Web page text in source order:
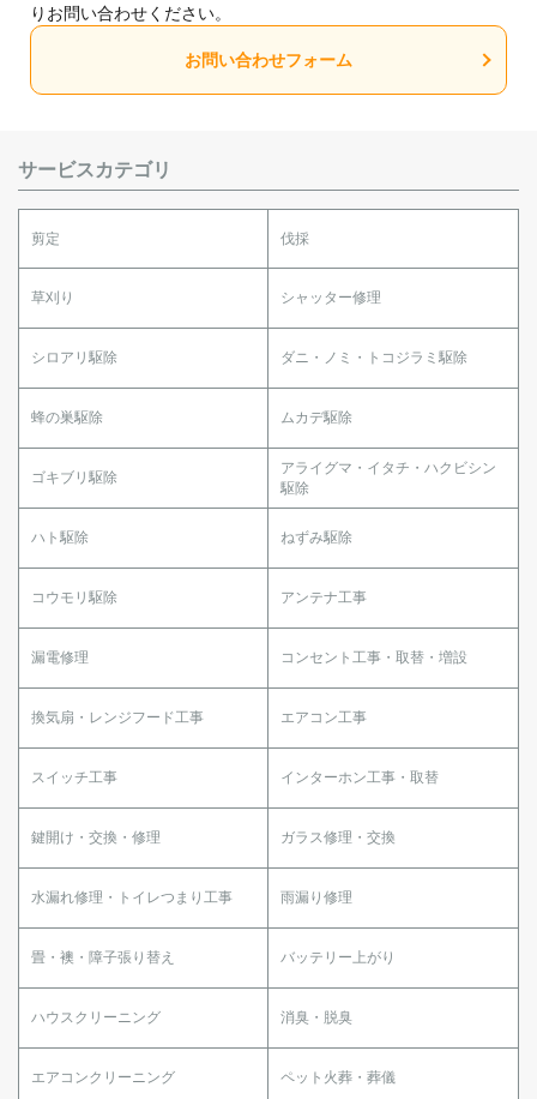
りお問い合わせください。
お問い合わせフォーム
サービスカテゴリ
剪定 伐採
草刈り シャッター修理
シロアリ駆除 ダニ・ノミ・トコジラミ駆除
蜂の巣駆除 ムカデ駆除
ゴキブリ駆除
アライグマ・イタチ・ハクビシン
駆除
ハト駆除 ねずみ駆除
コウモリ駆除 アンテナ工事
漏電修理 コンセント工事・取替・増設
換気扇・レンジフード工事 エアコン工事
スイッチ工事 インターホン工事・取替
鍵開け・交換・修理 ガラス修理・交換
水漏れ修理・トイレつまり工事 雨漏り修理
畳・襖・障子張り替え バッテリー上がり
ハウスクリーニング 消臭・脱臭
エアコンクリーニング ペット火葬・葬儀